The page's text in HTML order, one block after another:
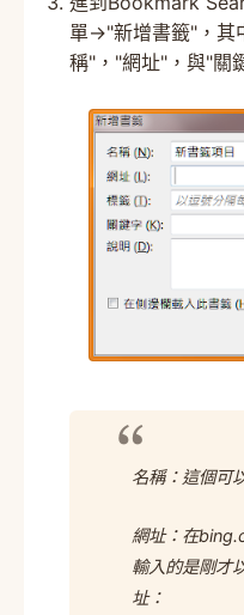
單→"新增書籤"，其
稱"，"網址"，與"關
名稱：這個可
網址：在
輸入的是剛才
址：